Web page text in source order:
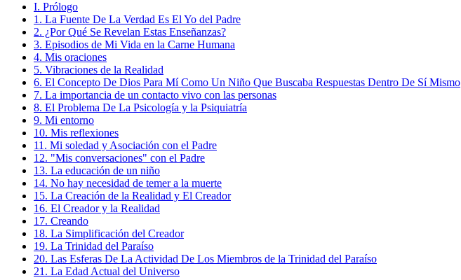
I. Prólogo
1. La Fuente De La Verdad Es El Yo del Padre
2. ¿Por Qué Se Revelan Estas Enseñanzas?
3. Episodios de Mi Vida en la Carne Humana
4. Mis oraciones
5. Vibraciones de la Realidad
6. El Concepto De Dios Para Mí Como Un Niño Que Buscaba Respuestas Dentro De Sí Mismo
7. La importancia de un contacto vivo con las personas
8. El Problema De La Psicología y la Psiquiatría
9. Mi entorno
10. Mis reflexiones
11. Mi soledad y Asociación con el Padre
12. "Mis conversaciones" con el Padre
13. La educación de un niño
14. No hay necesidad de temer a la muerte
15. La Creación de la Realidad y El Creador
16. El Creador y la Realidad
17. Creando
18. La Simplificación del Creador
19. La Trinidad del Paraíso
20. Las Esferas De La Actividad De Los Miembros de la Trinidad del Paraíso
21. La Edad Actual del Universo